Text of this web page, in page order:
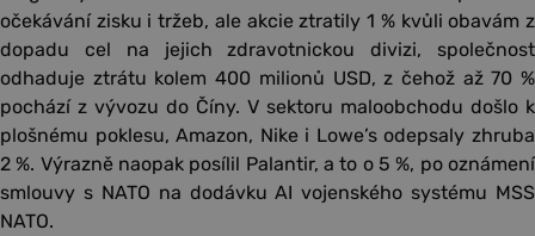
očekávání zisku i tržeb, ale akcie ztratily 1 % kvůli obavám z
dopadu cel na jejich zdravotnickou divizi, společnost
odhaduje ztrátu kolem 400 milionů USD, z čehož až 70 %
pochází z vývozu do Číny. V sektoru maloobchodu došlo k
plošnému poklesu, Amazon, Nike i Lowe’s odepsaly zhruba
2 %. Výrazně naopak posílil Palantir, a to o 5 %, po oznámení
smlouvy s NATO na dodávku AI vojenského systému MSS
NATO.